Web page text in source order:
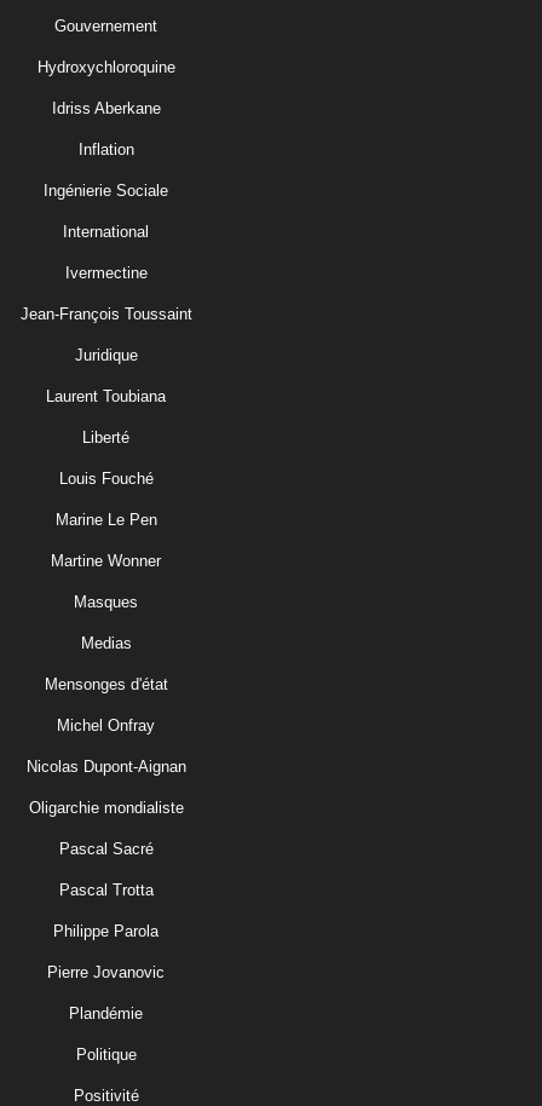
Gouvernement
Hydroxychloroquine
Idriss Aberkane
Inflation
Ingénierie Sociale
International
Ivermectine
Jean-François Toussaint
Juridique
Laurent Toubiana
Liberté
Louis Fouché
Marine Le Pen
Martine Wonner
Masques
Medias
Mensonges d'état
Michel Onfray
Nicolas Dupont-Aignan
Oligarchie mondialiste
Pascal Sacré
Pascal Trotta
Philippe Parola
Pierre Jovanovic
Plandémie
Politique
Positivité